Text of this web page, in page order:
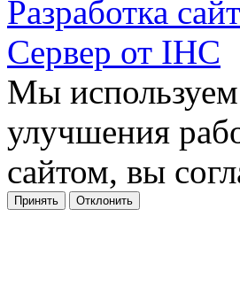
Разработка
Сервер от IHC
Мы
улучшения
сайтом, вы
Принять Отклонить